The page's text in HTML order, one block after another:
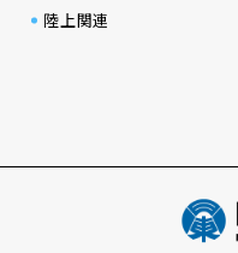
陸上関連